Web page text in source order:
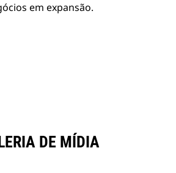
em expansão.
DE MÍDIA